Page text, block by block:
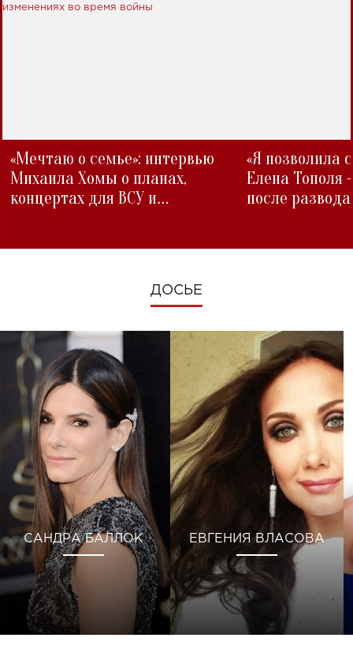
«Мечтаю о семье»: интервью
Михаила Хомы о планах,
концертах для ВСУ и
«Я позволила
Елена Тополя
после развода
ДОСЬЕ
САНДРА БАЛЛОК ЕВГЕНИЯ ВЛАСОВА